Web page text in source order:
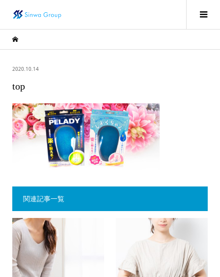
2020.10.14
top
関連記事一覧